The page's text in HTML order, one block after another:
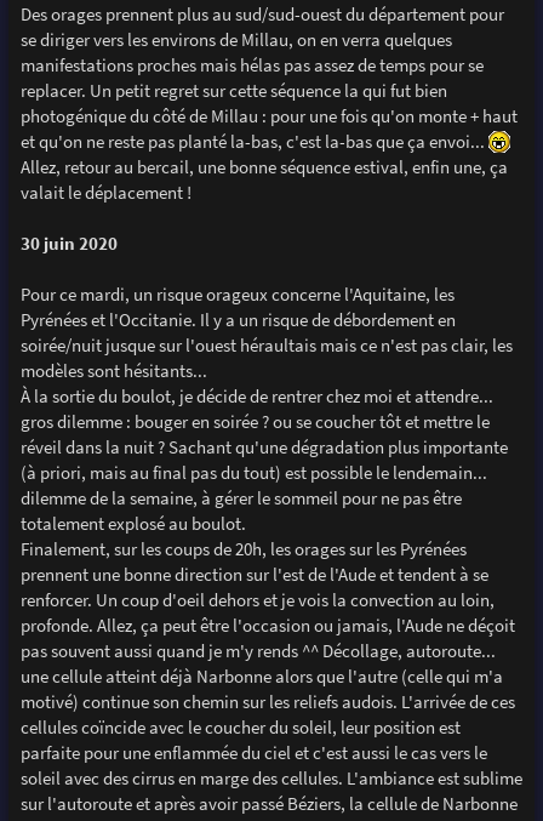
Des orages prennent plus au sud/sud-ouest du département pour
se diriger vers les environs de Millau, on en verra quelques
manifestations proches mais hélas pas assez de temps pour se
replacer. Un petit regret sur cette séquence la qui fut bien
photogénique du côté de Millau : pour une fois qu'on monte + haut
et qu'on ne reste pas planté la-bas, c'est la-bas que ça envoi...
Allez, retour au bercail, une bonne séquence estival, enfin une, ça
valait le déplacement !
30 juin 2020
Pour ce mardi, un risque orageux concerne l'Aquitaine, les
Pyrénées et l'Occitanie. Il y a un risque de débordement en
soirée/nuit jusque sur l'ouest héraultais mais ce n'est pas clair, les
modèles sont hésitants...
À la sortie du boulot, je décide de rentrer chez moi et attendre...
gros dilemme : bouger en soirée ? ou se coucher tôt et mettre le
réveil dans la nuit ? Sachant qu'une dégradation plus importante
(à priori, mais au final pas du tout) est possible le lendemain...
dilemme de la semaine, à gérer le sommeil pour ne pas être
totalement explosé au boulot.
Finalement, sur les coups de 20h, les orages sur les Pyrénées
prennent une bonne direction sur l'est de l'Aude et tendent à se
renforcer. Un coup d'oeil dehors et je vois la convection au loin,
profonde. Allez, ça peut être l'occasion ou jamais, l'Aude ne déçoit
pas souvent aussi quand je m'y rends ^^ Décollage, autoroute...
une cellule atteint déjà Narbonne alors que l'autre (celle qui m'a
motivé) continue son chemin sur les reliefs audois. L'arrivée de ces
cellules coïncide avec le coucher du soleil, leur position est
parfaite pour une enflammée du ciel et c'est aussi le cas vers le
soleil avec des cirrus en marge des cellules. L'ambiance est sublime
sur l'autoroute et après avoir passé Béziers, la cellule de Narbonne